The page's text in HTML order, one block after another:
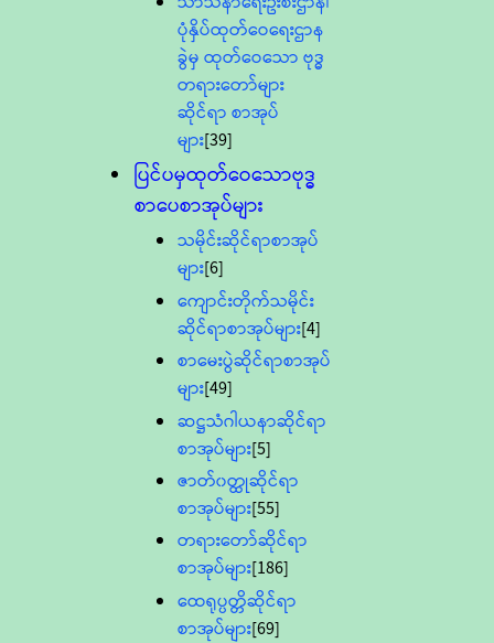
ပုံနှိပ်ထုတ်ဝေရေးဌာန
ခွဲမှ ထုတ်ဝေသော ဗုဒ္ဓ
တရားတော်များ
ဆိုင်ရာ စာအုပ်
များ[39]
ပြင်ပမှထုတ်ဝေသောဗုဒ္ဓ
စာပေစာအုပ်များ
သမိုင်းဆိုင်ရာစာအုပ်
များ[6]
ကျောင်းတိုက်သမိုင်း
ဆိုင်ရာစာအုပ်များ[4]
စာမေးပွဲဆိုင်ရာစာအုပ်
များ[49]
ဆဋ္ဌသံဂါယနာဆိုင်ရာ
စာအုပ်များ[5]
ဇာတ်၀တ္ထုဆိုင်ရာ
စာအုပ်များ[55]
တရားတော်ဆိုင်ရာ
စာအုပ်များ[186]
ထေရုပ္ပတ္တိဆိုင်ရာ
စာအုပ်များ[69]